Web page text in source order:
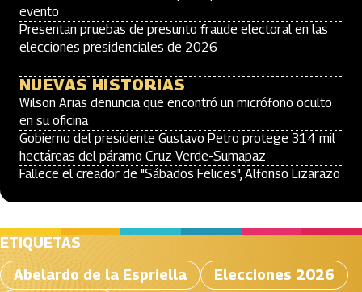
evento
Presentan pruebas de presunto fraude electoral en las
elecciones presidenciales de 2026
NUEVAS HISTORIAS
Wilson Arias denuncia que encontró un micrófono oculto
en su oficina
Gobierno del presidente Gustavo Petro protege 314 mil
hectáreas del páramo Cruz Verde-Sumapaz
Fallece el creador de "Sábados Felices", Alfonso Lizarazo
ETIQUETAS
Abelardo de la Espriella
Elecciones 2026